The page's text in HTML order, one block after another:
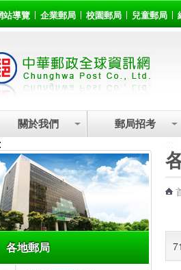
站導覽 企業郵局 校園郵局 兒童郵局
關於我們 郵局招考
各地郵局